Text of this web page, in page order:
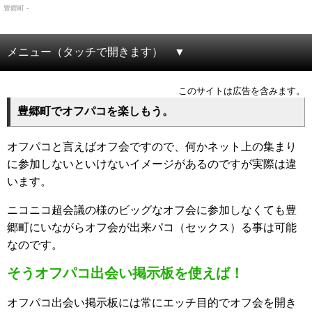
豊郷町 -
メニュー（タッチで開きます）
このサイトは広告を含みます。
豊郷町でオフパコを楽しもう。
オフパコと言えばオフ会ですので、何かネット上の集まり
に参加しないといけないイメージがあるのですが実際は違
います。
ニコニコ超会議の様のビッグなオフ会に参加しなくても豊
郷町にいながらオフ会が出来パコ（セックス）る事は可能
なのです。
そうオフパコ出会い掲示板を使えば！
オフパコ出会い掲示板には常にエッチ目的でオフ会を開き